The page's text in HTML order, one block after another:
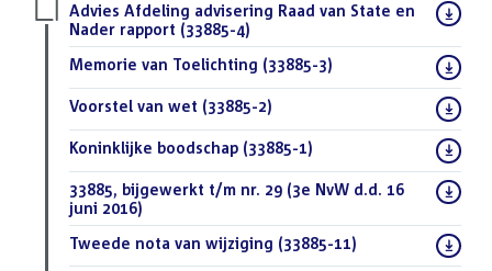
Download
bestand:
Advies Afdeling advisering Raad van State en
Nader rapport (33885-4)
Download
bestand:
Memorie van Toelichting (33885-3)
Download
Voorstel van wet (33885-2)
Download
Koninklijke boodschap (33885-1)
Download
bestand:
33885, bijgewerkt t/m nr. 29 (3e NvW d.d. 16
juni 2016)
Download
bestand:
Tweede nota van wijziging (33885-11)